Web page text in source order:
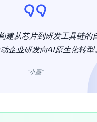
建从芯片到研发工具链的
企业研发向AI原生化转型。
“小墨”